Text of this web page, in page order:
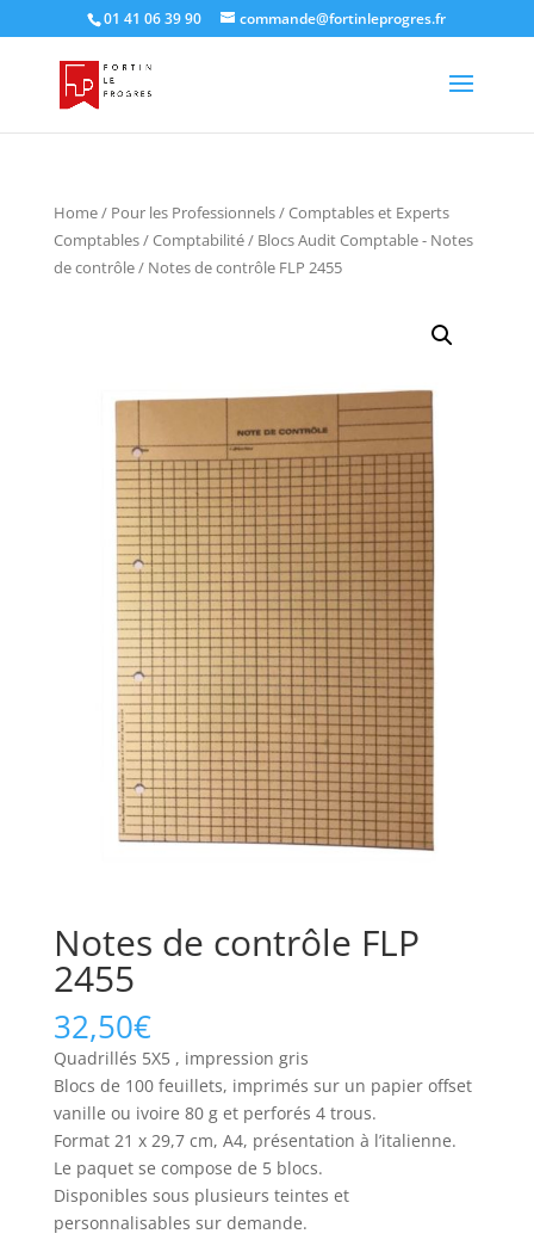
01 41 06 39 90 commande@fortinleprogres.fr
Home/ Pour les Professionnels/Comptables et Experts
Comptables/Comptabilité/ Blocs Audit Comptable - Notes
de contrôle/ Notes de contrôle FLP 2455
Notes de contrôle FLP
2455
32,50€
Quadrillés 5X5 , impression gris
Blocs de 100 feuillets, imprimés sur un papier offset
vanille ou ivoire 80 g et perforés 4 trous.
Format 21 x 29,7 cm, A4, présentation à l’italienne.
Le paquet se compose de 5 blocs.
Disponibles sous plusieurs teintes et
personnalisables sur demande.